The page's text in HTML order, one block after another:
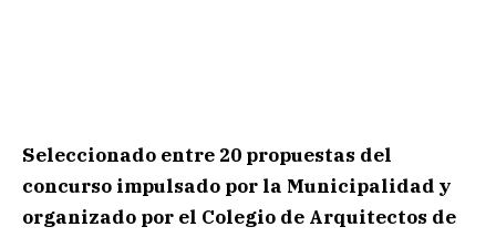
Seleccionado entre 20 propuestas del
concurso impulsado por la Municipalidad y
organizado por el Colegio de Arquitectos de